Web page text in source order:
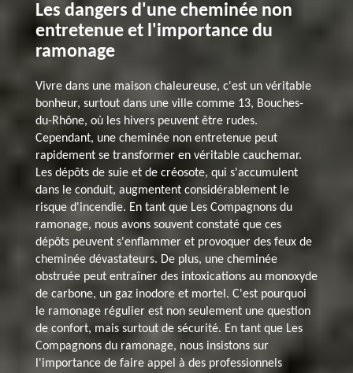
Les dangers d'une cheminée non
entretenue et l'importance du
ramonage
Vivre dans une maison chaleureuse, c'est un véritable
bonheur, surtout dans une ville comme 13, Bouches-
du-Rhône, où les hivers peuvent être rudes.
Cependant, une cheminée non entretenue peut
rapidement se transformer en véritable cauchemar.
Les dépôts de suie et de créosote, qui s'accumulent
dans le conduit, augmentent considérablement le
risque d'incendie. En tant que Les Compagnons du
ramonage, nous avons souvent constaté que ces
dépôts peuvent s'enflammer et provoquer des feux de
cheminée dévastateurs. De plus, une cheminée
obstruée peut entraîner des intoxications au monoxyde
de carbone, un gaz inodore et mortel. C'est pourquoi
le ramonage régulier est non seulement une question
de confort, mais surtout de sécurité. En tant que Les
Compagnons du ramonage, nous insistons sur
l'importance de faire appel à des professionnels